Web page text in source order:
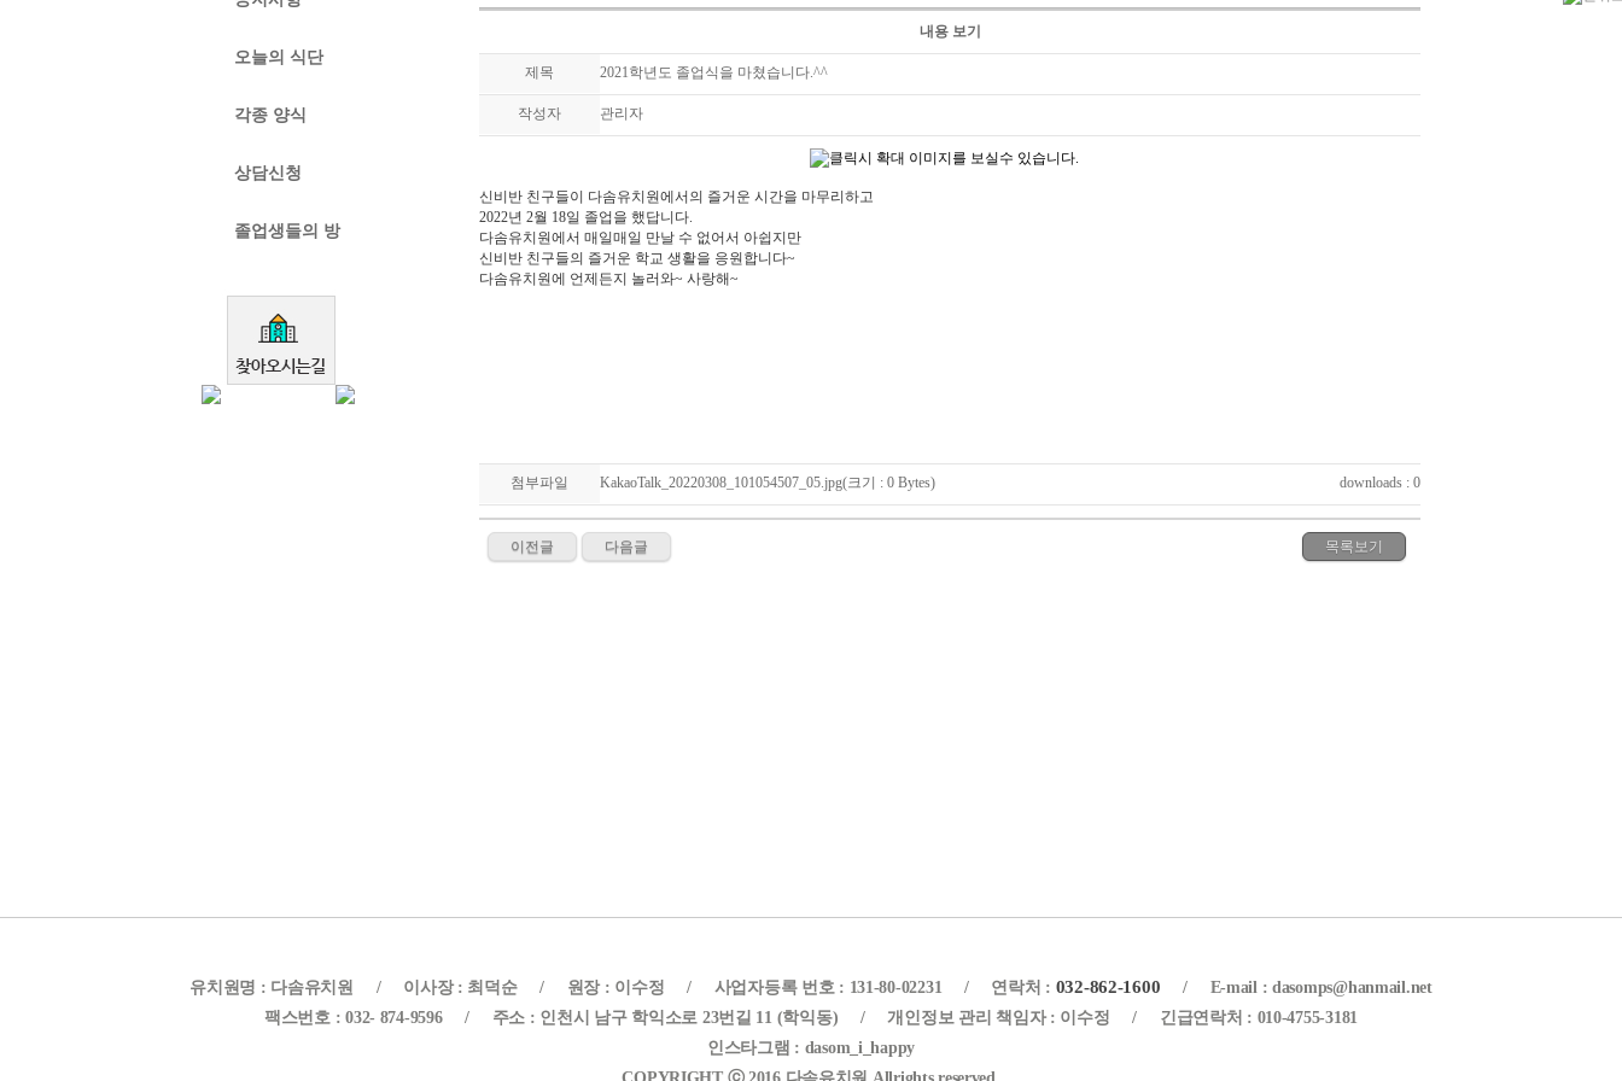
오늘의 식단
각종 양식
상담신청
졸업생들의 방
내용 보기
제목 2021학년도 졸업식을 마쳤습니다.^^
작성자 관리자
신비반 친구들이 다솜유치원에서의 즐거운 시간을 마무리하고
2022년 2월 18일 졸업을 했답니다.
다솜유치원에서 매일매일 만날 수 없어서 아쉽지만
신비반 친구들의 즐거운 학교 생활을 응원합니다~
다솜유치원에 언제든지 놀러와~ 사랑해~
첨부파일 KakaoTalk_20220308_101054507_05.jpg(크기 : 0 Bytes) downloads : 0
이전글 다음글 목록보기
유치원명 : 다솜유치원 / 이사장 : 최덕순 / 원장 : 이수정 / 사업자등록 번호 : 131-80-02231 / 연락처 : 032-862-1600 /
E-mail : dasomps@hanmail.net
팩스번호 : 032- 874-9596
/ 주소 : 인천시 남구 학익소로 23번길 11 (학익동) / 개인정보 관리 책임자 : 이수정 /
긴급연락처 : 010-4755-3181
인스타그램 : dasom_i_happy